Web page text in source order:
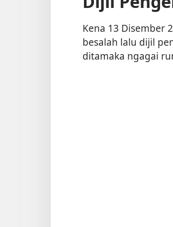
Kena 13 Disember
besalah lalu dijil
ditamaka ngagai